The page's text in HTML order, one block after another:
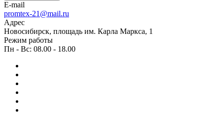
E-mail
promtex-21@mail.ru
Адрес
Новосибирск, площадь им. Карла Маркса, 1
Режим работы
Пн - Вс: 08.00 - 18.00